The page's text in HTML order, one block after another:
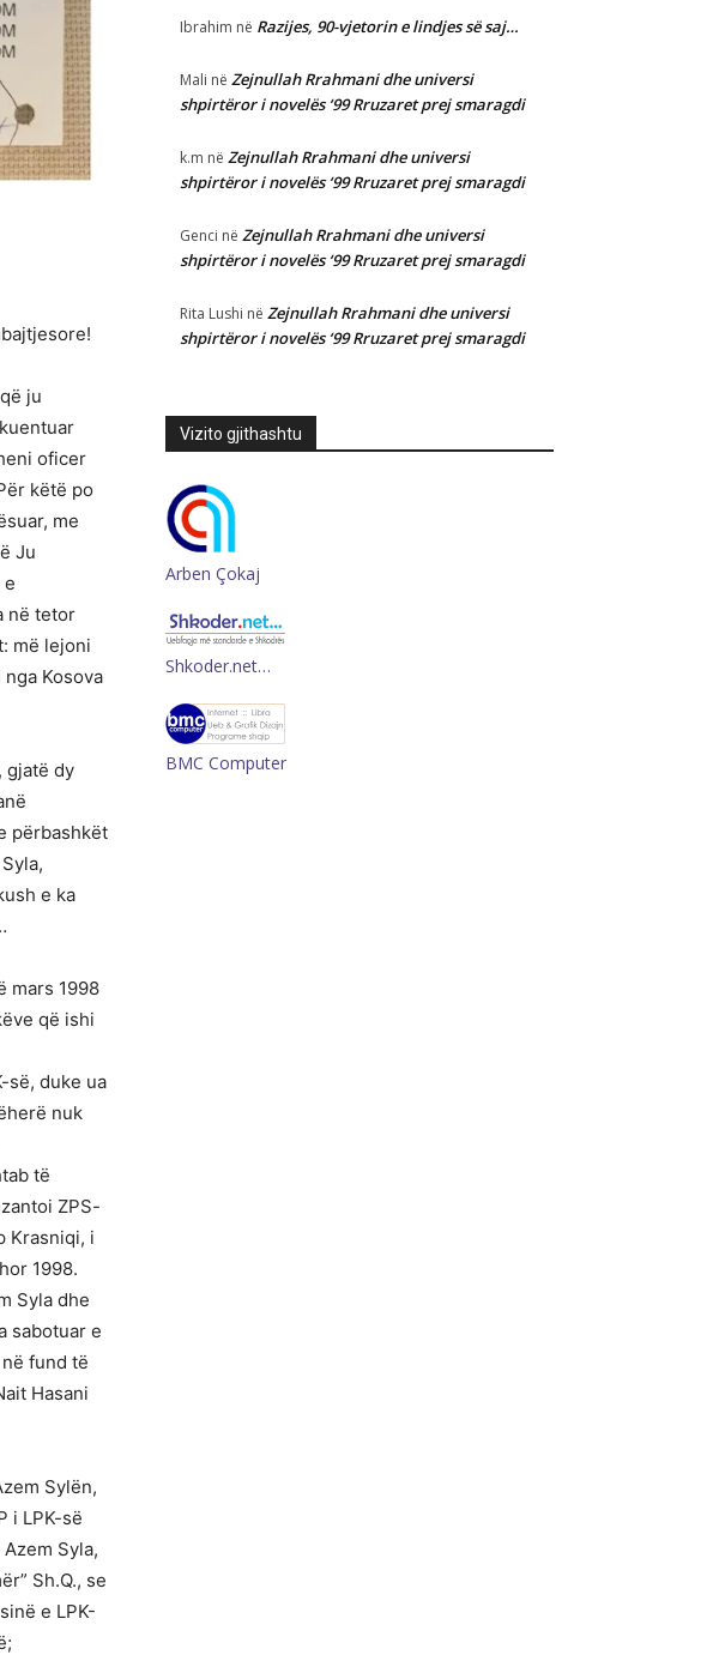
ju
oficer
këtë po
me
Ju
e
në tetor
më lejoni
Kosova
gjatë dy
përbashkët
e ka
mars 1998
që ishi
së, duke ua
nuk
të
ZPS-
Krasniqi, i
1998.
Syla dhe
sabotuar e
fund të
Hasani
Sylën,
i LPK-së
Syla,
Sh.Q., se
e LPK-
Ibrahim në Razijes, 90-vjetorin e lindjes së saj…
Mali në Zejnullah Rrahmani dhe universi
shpirtëror i novelës ‘99 Rruzaret prej smaragdi
k.m në Zejnullah Rrahmani dhe universi
shpirtëror i novelës ‘99 Rruzaret prej smaragdi
Genci në Zejnullah Rrahmani dhe universi
shpirtëror i novelës ‘99 Rruzaret prej smaragdi
Rita Lushi në Zejnullah Rrahmani dhe universi
shpirtëror i novelës ‘99 Rruzaret prej smaragdi
Vizito gjithashtu
Arben Çokaj
Shkoder.net…
BMC Computer